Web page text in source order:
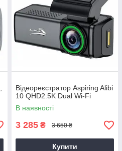
Відеореєстратор Aspiring Alibi
10 QHD2.5K Dual Wi-Fi
В наявності
3 285 ₴ 3 650 ₴
Купити